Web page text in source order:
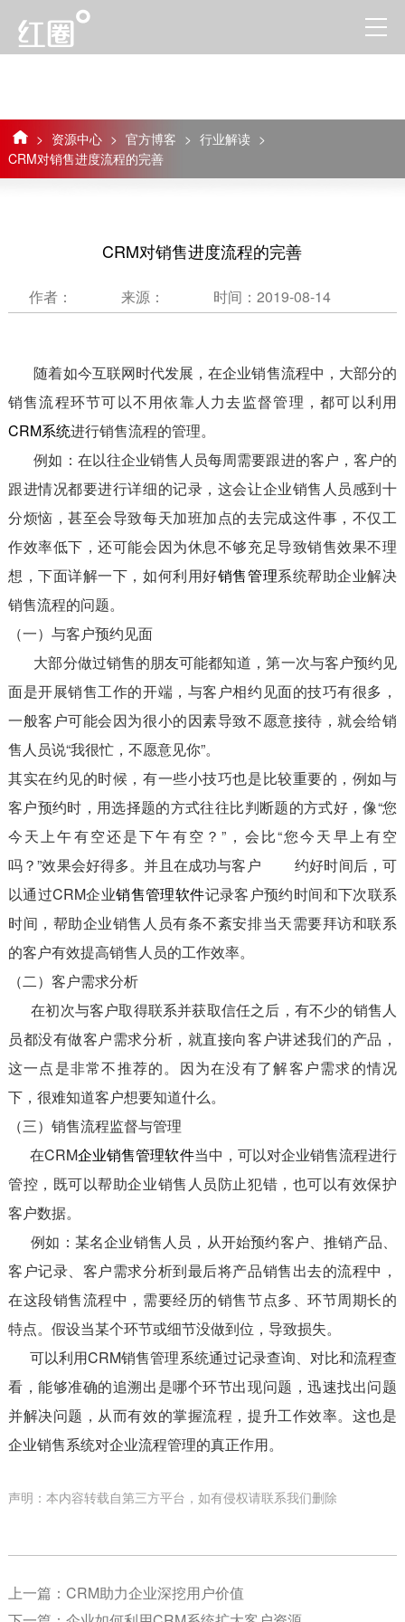
> 资源中心 > 官方博客 > 行业解读 >
CRM对销售进度流程的完善
CRM对销售进度流程的完善
作者： 来源： 时间：2019-08-14
随着如今互联网时代发展，在企业销售流程中，大部分的
销售流程环节可以不用依靠人力去监督管理，都可以利用
CRM系统进行销售流程的管理。
例如：在以往企业销售人员每周需要跟进的客户，客户的
跟进情况都要进行详细的记录，这会让企业销售人员感到十
分烦恼，甚至会导致每天加班加点的去完成这件事，不仅工
作效率低下，还可能会因为休息不够充足导致销售效果不理
想，下面详解一下，如何利用好销售管理系统帮助企业解决
销售流程的问题。
（一）与客户预约见面
大部分做过销售的朋友可能都知道，第一次与客户预约见
面是开展销售工作的开端，与客户相约见面的技巧有很多，
一般客户可能会因为很小的因素导致不愿意接待，就会给销
售人员说“我很忙，不愿意见你”。
其实在约见的时候，有一些小技巧也是比较重要的，例如与
客户预约时，用选择题的方式往往比判断题的方式好，像“您
今天上午有空还是下午有空？”，会比“您今天早上有空
吗？”效果会好得多。并且在成功与客户 约好时间后，可
以通过CRM企业销售管理软件记录客户预约时间和下次联系
时间，帮助企业销售人员有条不紊安排当天需要拜访和联系
的客户有效提高销售人员的工作效率。
（二）客户需求分析
在初次与客户取得联系并获取信任之后，有不少的销售人
员都没有做客户需求分析，就直接向客户讲述我们的产品，
这一点是非常不推荐的。因为在没有了解客户需求的情况
下，很难知道客户想要知道什么。
（三）销售流程监督与管理
在CRM企业销售管理软件当中，可以对企业销售流程进行
管控，既可以帮助企业销售人员防止犯错，也可以有效保护
客户数据。
例如：某名企业销售人员，从开始预约客户、推销产品、
客户记录、客户需求分析到最后将产品销售出去的流程中，
在这段销售流程中，需要经历的销售节点多、环节周期长的
特点。假设当某个环节或细节没做到位，导致损失。
可以利用CRM销售管理系统通过记录查询、对比和流程查
看，能够准确的追溯出是哪个环节出现问题，迅速找出问题
并解决问题，从而有效的掌握流程，提升工作效率。这也是
企业销售系统对企业流程管理的真正作用。
声明：本内容转载自第三方平台，如有侵权请联系我们删除
上一篇： CRM助力企业深挖用户价值